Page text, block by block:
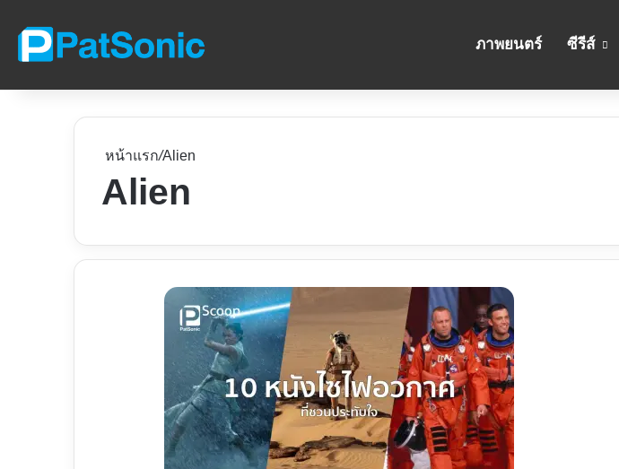
ภาพยนตร์ ซีรีส์
หน้าแรก/Alien
Alien